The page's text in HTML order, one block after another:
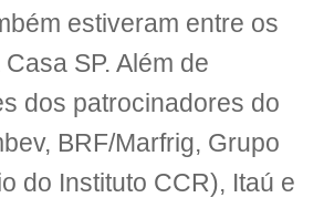
estiveram entre os
SP. Além de
dos patrocinadores do
BRF/Marfrig, Grupo
do Instituto CCR), Itaú e